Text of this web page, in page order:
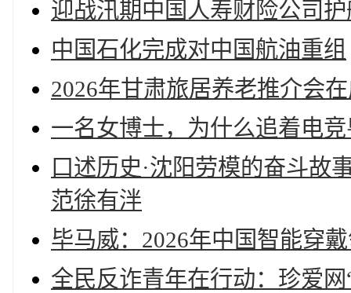
迎战汛期中国人寿财险公司
中国石化完成对中国航油重组
2026年甘肃旅居养老推介会
一名女博士，为什么追着电
口述历史·沈阳劳模的奋斗
范徐有泮
毕马威：2026年中国智能穿
全民反诈青年在行动：珍爱